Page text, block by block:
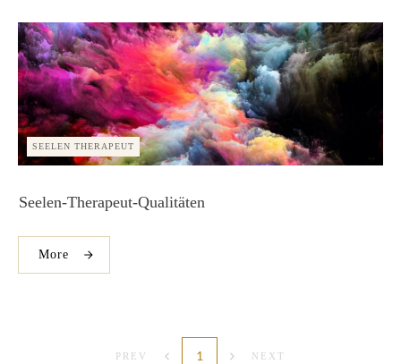
SEELEN THERAPEUT
Seelen-Therapeut-Qualitäten
More
PREV 1 NEXT